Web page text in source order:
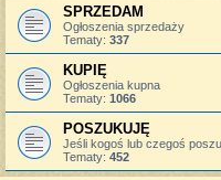
SPRZEDAM
Ogłoszenia sprzedaży
Tematy: 337
KUPIĘ
Ogłoszenia kupna
Tematy: 1066
POSZUKUJĘ
Jeśli kogoś lub czegoś
Tematy: 452